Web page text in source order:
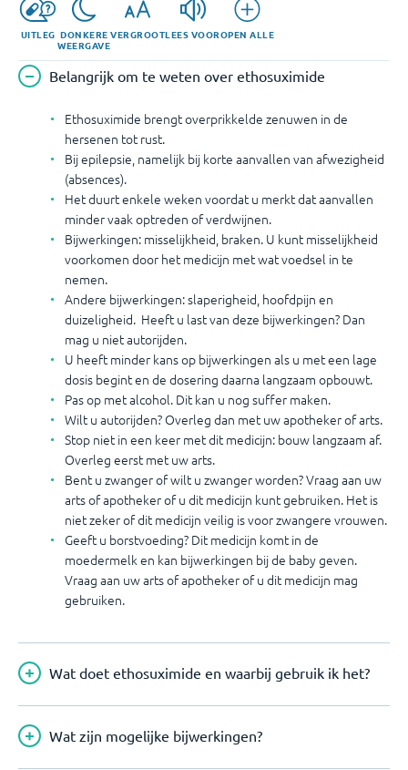
UITLEG DONKERE
WEERGAVE
VERGROOTLEES VOOROPEN ALLE
Belangrijk om te weten over ethosuximide
Ethosuximide brengt overprikkelde zenuwen in de
hersenen tot rust.
Bij epilepsie, namelijk bij korte aanvallen van afwezigheid
(absences).
Het duurt enkele weken voordat u merkt dat aanvallen
minder vaak optreden of verdwijnen.
Bijwerkingen: misselijkheid, braken. U kunt misselijkheid
voorkomen door het medicijn met wat voedsel in te
nemen.
Andere bijwerkingen: slaperigheid, hoofdpijn en
duizeligheid. Heeft u last van deze bijwerkingen? Dan
mag u niet autorijden.
U heeft minder kans op bijwerkingen als u met een lage
dosis begint en de dosering daarna langzaam opbouwt.
Pas op met alcohol. Dit kan u nog suffer maken.
Wilt u autorijden? Overleg dan met uw apotheker of arts.
Stop niet in een keer met dit medicijn: bouw langzaam af.
Overleg eerst met uw arts.
Bent u zwanger of wilt u zwanger worden? Vraag aan uw
arts of apotheker of u dit medicijn kunt gebruiken. Het is
niet zeker of dit medicijn veilig is voor zwangere vrouwen.
Geeft u borstvoeding? Dit medicijn komt in de
moedermelk en kan bijwerkingen bij de baby geven.
Vraag aan uw arts of apotheker of u dit medicijn mag
gebruiken.
Wat doet ethosuximide en waarbij gebruik ik het?
Wat zijn mogelijke bijwerkingen?